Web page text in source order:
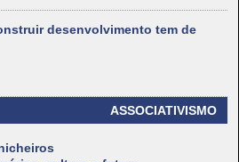
desenvolvimento tem de
ASSOCIATIVISMO